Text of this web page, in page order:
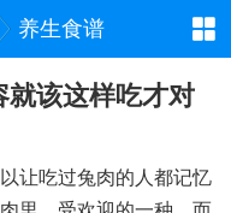
养生食谱
就该这样吃才对
让吃过兔肉的人都记忆